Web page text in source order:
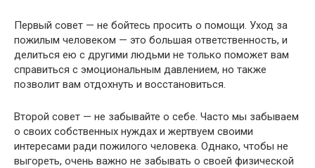
Первый совет — не бойтесь просить о помощи. Уход за
пожилым человеком — это большая ответственность, и
делиться ею с другими людьми не только поможет вам
справиться с эмоциональным давлением, но также
позволит вам отдохнуть и восстановиться.
Второй совет — не забывайте о себе. Часто мы забываем
о своих собственных нуждах и жертвуем своими
интересами ради пожилого человека. Однако, чтобы не
выгореть, очень важно не забывать о своей физической